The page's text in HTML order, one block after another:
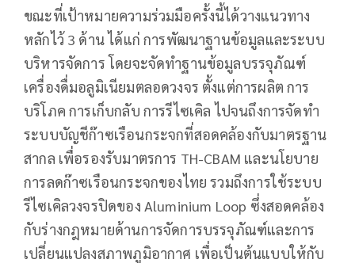
ขณะที่เป้าหมายความร่วมมือครั้งนี้ได้วางแนวทาง
หลักไว้ 3 ด้าน ได้แก่ การพัฒนาฐานข้อมูลและระบบ
บริหารจัดการ โดยจะจัดทำฐานข้อมูลบรรจุภัณฑ์
เครื่องดื่มอลูมิเนียมตลอดวงจร ตั้งแต่การผลิต การ
บริโภค การเก็บกลับ การรีไซเคิล ไปจนถึงการจัดทำ
ระบบบัญชีก๊าซเรือนกระจกที่สอดคล้องกับมาตรฐาน
สากล เพื่อรองรับมาตรการ TH-CBAM และนโยบาย
การลดก๊าซเรือนกระจกของไทย รวมถึงการใช้ระบบ
รีไซเคิลวงจรปิดของ Aluminium Loop ซึ่งสอดคล้อง
กับร่างกฎหมายด้านการจัดการบรรจุภัณฑ์และการ
เปลี่ยนแปลงสภาพภูมิอากาศ เพื่อเป็นต้นแบบให้กับ